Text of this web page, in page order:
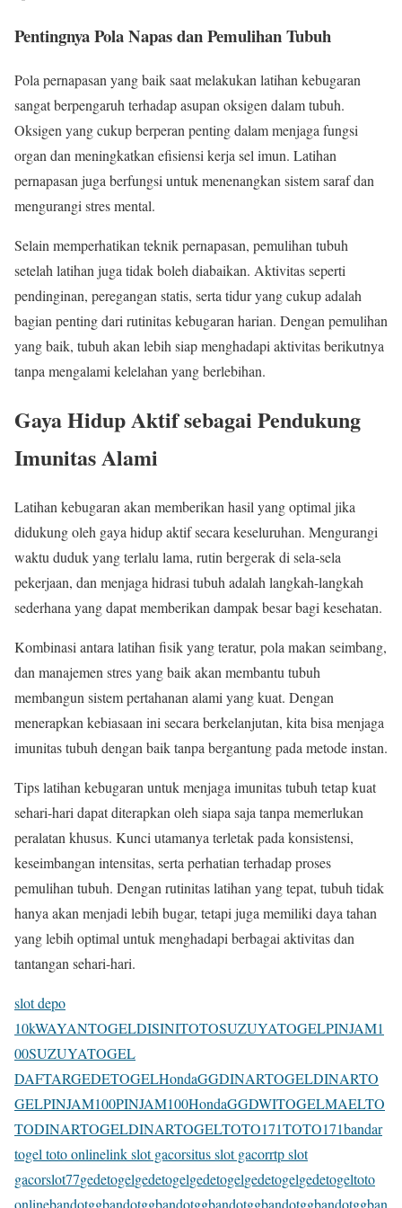
Pentingnya Pola Napas dan Pemulihan Tubuh
Pola pernapasan yang baik saat melakukan latihan kebugaran
sangat berpengaruh terhadap asupan oksigen dalam tubuh.
Oksigen yang cukup berperan penting dalam menjaga fungsi
organ dan meningkatkan efisiensi kerja sel imun. Latihan
pernapasan juga berfungsi untuk menenangkan sistem saraf dan
mengurangi stres mental.
Selain memperhatikan teknik pernapasan, pemulihan tubuh
setelah latihan juga tidak boleh diabaikan. Aktivitas seperti
pendinginan, peregangan statis, serta tidur yang cukup adalah
bagian penting dari rutinitas kebugaran harian. Dengan pemulihan
yang baik, tubuh akan lebih siap menghadapi aktivitas berikutnya
tanpa mengalami kelelahan yang berlebihan.
Gaya Hidup Aktif sebagai Pendukung
Imunitas Alami
Latihan kebugaran akan memberikan hasil yang optimal jika
didukung oleh gaya hidup aktif secara keseluruhan. Mengurangi
waktu duduk yang terlalu lama, rutin bergerak di sela-sela
pekerjaan, dan menjaga hidrasi tubuh adalah langkah-langkah
sederhana yang dapat memberikan dampak besar bagi kesehatan.
Kombinasi antara latihan fisik yang teratur, pola makan seimbang,
dan manajemen stres yang baik akan membantu tubuh
membangun sistem pertahanan alami yang kuat. Dengan
menerapkan kebiasaan ini secara berkelanjutan, kita bisa menjaga
imunitas tubuh dengan baik tanpa bergantung pada metode instan.
Tips latihan kebugaran untuk menjaga imunitas tubuh tetap kuat
sehari-hari dapat diterapkan oleh siapa saja tanpa memerlukan
peralatan khusus. Kunci utamanya terletak pada konsistensi,
keseimbangan intensitas, serta perhatian terhadap proses
pemulihan tubuh. Dengan rutinitas latihan yang tepat, tubuh tidak
hanya akan menjadi lebih bugar, tetapi juga memiliki daya tahan
yang lebih optimal untuk menghadapi berbagai aktivitas dan
tantangan sehari-hari.
slot depo
10kWAYANTOGELDISINITOTOSUZUYATOGELPINJAM1
00SUZUYATOGEL
DAFTARGEDETOGELHondaGGDINARTOGELDINARTO
GELPINJAM100PINJAM100HondaGGDWITOGELMAELTO
TODINARTOGELDINARTOGELTOTO171TOTO171bandar
togel toto onlinelink slot gacorsitus slot gacorrtp slot
gacorslot77gedetogelgedetogelgedetogelgedetogelgedetogeltoto